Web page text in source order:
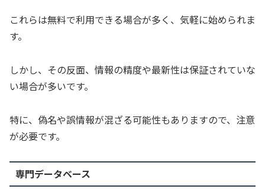
これらは無料で利用できる場合が多く、気軽に始められま
す。
しかし、その反面、情報の精度や最新性は保証されていな
い場合が多いです。
特に、偽名や誤情報が混ざる可能性もありますので、注意
が必要です。
専門データベース